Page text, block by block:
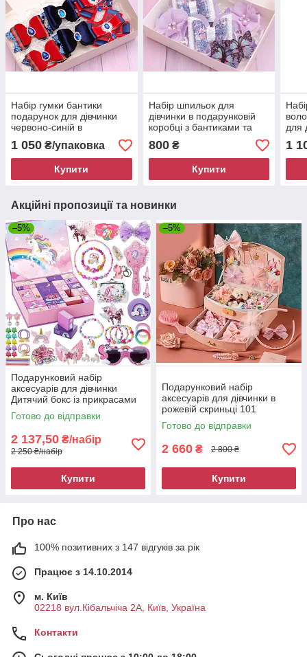
Набір гумки бантики
подарунок для дівчинки
червоно-синій в
подарунковій коробці 334
Об
1 050 ₴/упаковка
Купити
Набір шпильок для
дівчинки в подарунковій
коробці з бантиками та
квітами лавандовий 865
800₴
Купити
для
1
Акційні пропозиції та новинки
–5%
Подарунковий набір
аксесуарів для дівчинки
Дитячий бокс із прикрасами
Єдиноріг 9055
Готово до відправки
2 137,50 ₴/набір
2 250 ₴/набір
Купити
–5%
Подарунковий набір
аксесуарів для дівчинки в
рожевій скриньці 101
предмет 8981
Готово до відправки
2 660 ₴ 2 800 ₴
Купити
Про нас
100% позитивних з 147 відгуків за рік
Працює з 14.10.2014
м. Київ
02218 вул.Кібальчіча 2А, Київ, Україна
Контакти